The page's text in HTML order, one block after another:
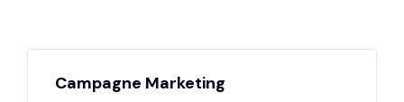
Campagne Marketing